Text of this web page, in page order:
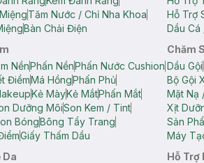
Tăm Nước / Chỉ Nha Khoa
Bàn Chải Điện
Hỗ Trợ
Dầu Cá
NềnPhấn NềnPhấn Nước Cushion
ĐiểmMá HồngPhấn Phủ
Kẻ MàyKẻ MắtPhấn Mắt
Dưỡng MôiSon Kem / Tint
BóngBông Tẩy Trang
Giấy Thấm Dầu
Chăm
Dầu Gội
Bộ Gội
Mặt Nạ
Xịt
Sản
Máy
Da Hỗ Trợ